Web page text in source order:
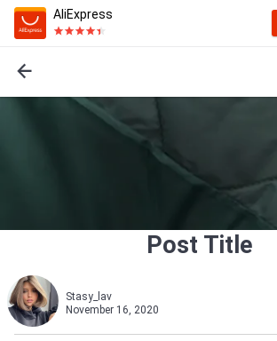
AliExpress
Post Title
Stasy_lav
November 16, 2020